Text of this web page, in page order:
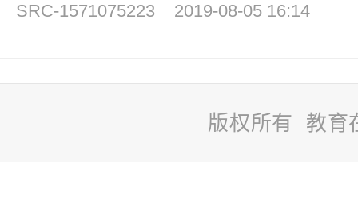
SRC-1571075223 2019-08-05 16:14
版权所有 教育